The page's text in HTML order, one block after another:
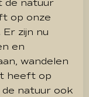
de natuur
op onze
zijn nu
en
wandelen
heeft op
de natuur ook